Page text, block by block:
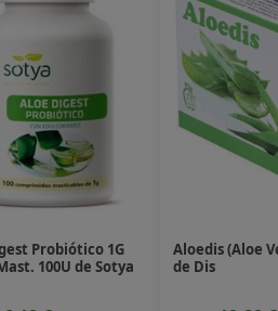
Probiótico 1G
100U de Sotya
Aloedis (Aloe
de Dis